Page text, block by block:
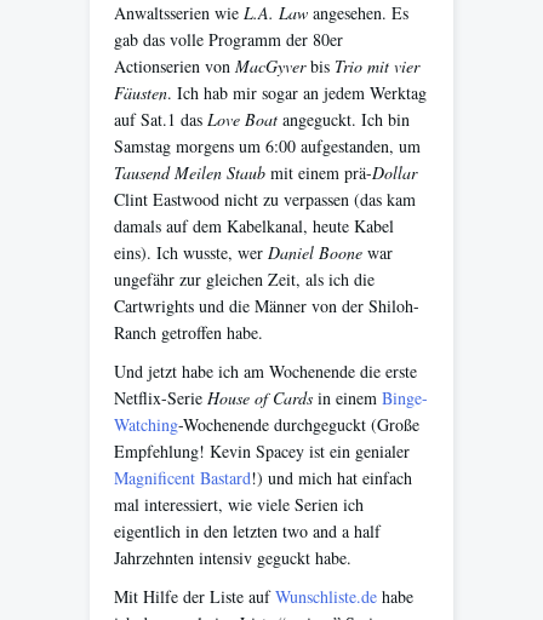
Anwaltsserien wie L.A. Law angesehen. Es
gab das volle Programm der 80er
Actionserien von MacGyverbis Trio mit vier
Fäusten. Ich hab mir sogar an jedem Werktag
auf Sat.1 das Love Boat angeguckt. Ich bin
Samstag morgens um 6:00 aufgestanden, um
Tausend Meilen Staub mit einem prä-Dollar
Clint Eastwood nicht zu verpassen (das kam
damals auf dem Kabelkanal, heute Kabel
eins). Ich wusste, wer Daniel Boone war
ungefähr zur gleichen Zeit, als ich die
Cartwrights und die Männer von der Shiloh-
Ranch getroffen habe.
Und jetzt habe ich am Wochenende die erste
Netflix-Serie House of Cards in einem Binge-
Watching-Wochenende durchgeguckt (Große
Empfehlung! Kevin Spacey ist ein genialer
Magnificent Bastard!) und mich hat einfach
mal interessiert, wie viele Serien ich
eigentlich in den letzten two and a half
Jahrzehnten intensiv geguckt habe.
Mit Hilfe der Liste aufWunschliste.de habe